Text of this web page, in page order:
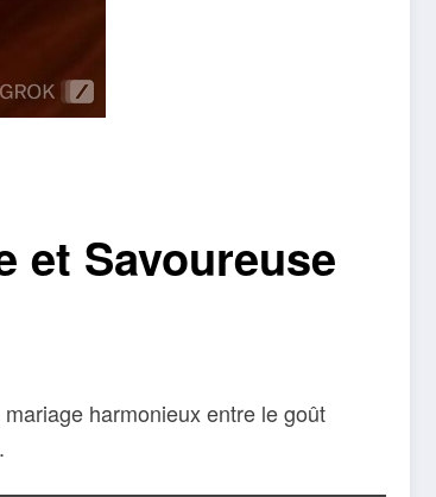
et Savoureuse
harmonieux entre le goût